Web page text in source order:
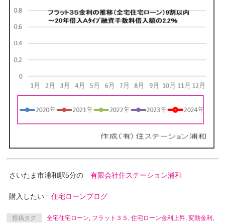
さいたま市浦和駅5分の有限会社住ステーション浦和
購入したい住宅ローンブログ
投稿タグ 全宅住宅ローン, フラット３５ ,住宅ローン金利上昇,変動金利 ,